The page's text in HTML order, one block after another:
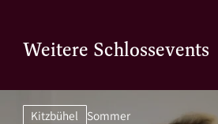
Weitere Schlossevents
Kitzbühel Sommer